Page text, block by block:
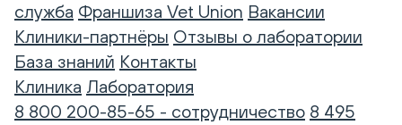
служба Франшиза Vet Union Вакансии
Клиники-партнёры Отзывы о лаборатории
База знаний Контакты
Клиника Лаборатория
8 800 200-85-65 - сотрудничество 8 495